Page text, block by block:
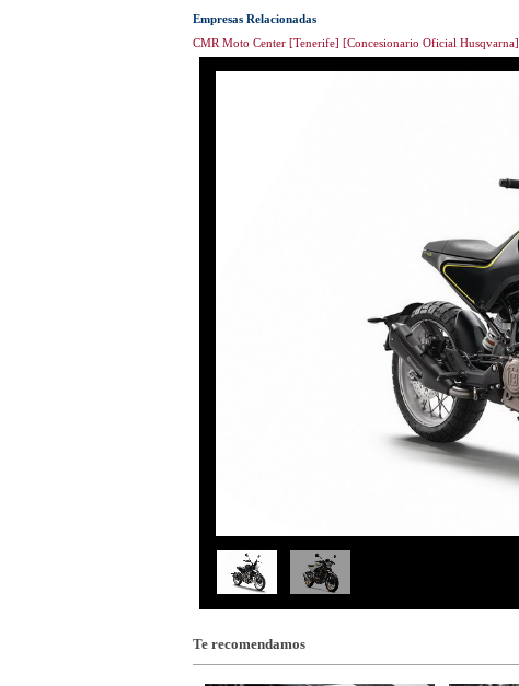
Empresas Relacionadas
CMR Moto Center [Tenerife] [Concesionario Oficial Husqvarna]
Te recomendamos